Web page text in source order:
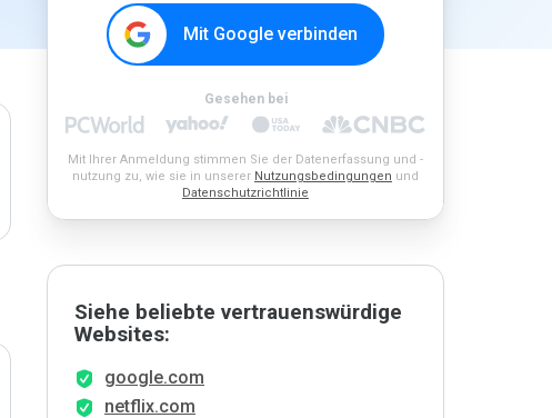
Mit Google verbinden
Gesehen bei
Mit Ihrer Anmeldung stimmen Sie der Datenerfassung und -
nutzung zu, wie sie in unserer Nutzungsbedingungen und
Datenschutzrichtlinie
Siehe beliebte vertrauenswürdige
Websites:
google.com
netflix.com